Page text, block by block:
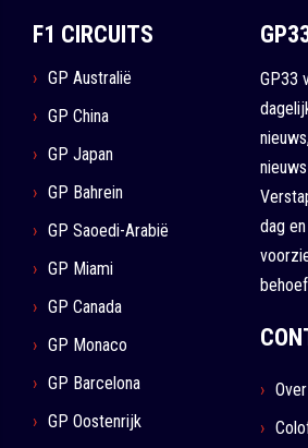
F1 CIRCUITS
GP Australië
GP China
GP Japan
GP Bahrein
GP Saoedi-Arabië
GP Miami
GP Canada
GP Monaco
GP Barcelona
GP Oostenrijk
GP33
dag